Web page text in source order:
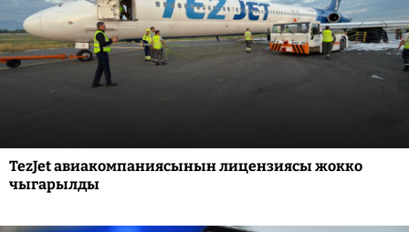
TezJet авиакомпаниясынын лицензиясы жокко
чыгарылды